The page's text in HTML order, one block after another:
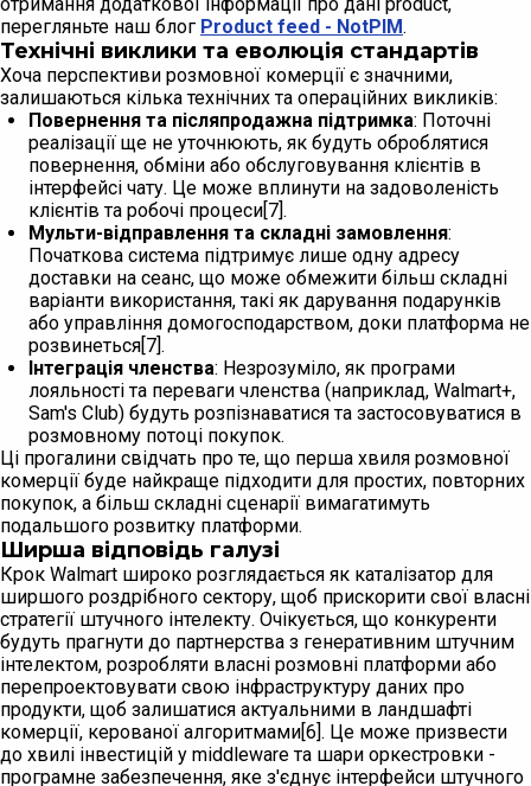
перегляньте наш блог Product feed - NotPIM.
Технічні виклики та еволюція стандартів
Хоча перспективи розмовної комерції є значними,
залишаються кілька технічних та операційних викликів:
Повернення та післяпродажна підтримка: Поточні
реалізації ще не уточнюють, як будуть оброблятися
повернення, обміни або обслуговування клієнтів в
інтерфейсі чату. Це може вплинути на задоволеність
клієнтів та робочі процеси[7].
Мульти-відправлення та складні замовлення:
Початкова система підтримує лише одну адресу
доставки на сеанс, що може обмежити більш складні
варіанти використання, такі як дарування подарунків
або управління домогосподарством, доки платформа не
розвинеться[7].
Інтеграція членства: Незрозуміло, як програми
лояльності та переваги членства (наприклад, Walmart+,
Sam's Club) будуть розпізнаватися та застосовуватися в
розмовному потоці покупок.
Ці прогалини свідчать про те, що перша хвиля розмовної
комерції буде найкраще підходити для простих, повторних
покупок, а більш складні сценарії вимагатимуть
подальшого розвитку платформи.
Ширша відповідь галузі
Крок Walmart широко розглядається як каталізатор для
ширшого роздрібного сектору, щоб прискорити свої власні
стратегії штучного інтелекту. Очікується, що конкуренти
будуть прагнути до партнерства з генеративним штучним
інтелектом, розробляти власні розмовні платформи або
перепроектовувати свою інфраструктуру даних про
продукти, щоб залишатися актуальними в ландшафті
комерції, керованої алгоритмами[6]. Це може призвести
до хвилі інвестицій у middleware та шари оркестровки -
програмне забезпечення, яке з'єднує інтерфейси штучного